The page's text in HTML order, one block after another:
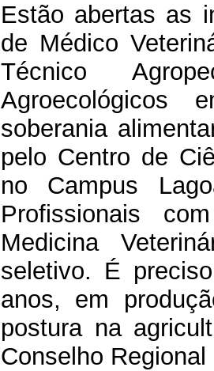
Estão abertas as
de Médico
Técnico
Agroecológicos
soberania
pelo Centro de
no Campus
Profissionais
Medicina
seletivo. É
anos, em
postura na
Conselho